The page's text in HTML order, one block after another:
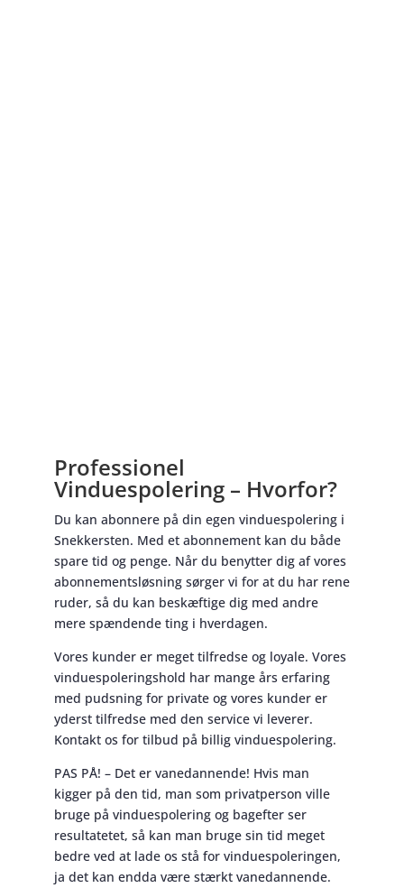
Professionel
Vinduespolering – Hvorfor?
Du kan abonnere på din egen vinduespolering i
Snekkersten. Med et abonnement kan du både
spare tid og penge. Når du benytter dig af vores
abonnementsløsning sørger vi for at du har rene
ruder, så du kan beskæftige dig med andre
mere spændende ting i hverdagen.
Vores kunder er meget tilfredse og loyale. Vores
vinduespoleringshold har mange års erfaring
med pudsning for private og vores kunder er
yderst tilfredse med den service vi leverer.
Kontakt os for tilbud på billig vinduespolering.
PAS PÅ! – Det er vanedannende! Hvis man
kigger på den tid, man som privatperson ville
bruge på vinduespolering og bagefter ser
resultatetet, så kan man bruge sin tid meget
bedre ved at lade os stå for vinduespoleringen,
ja det kan endda være stærkt vanedannende.